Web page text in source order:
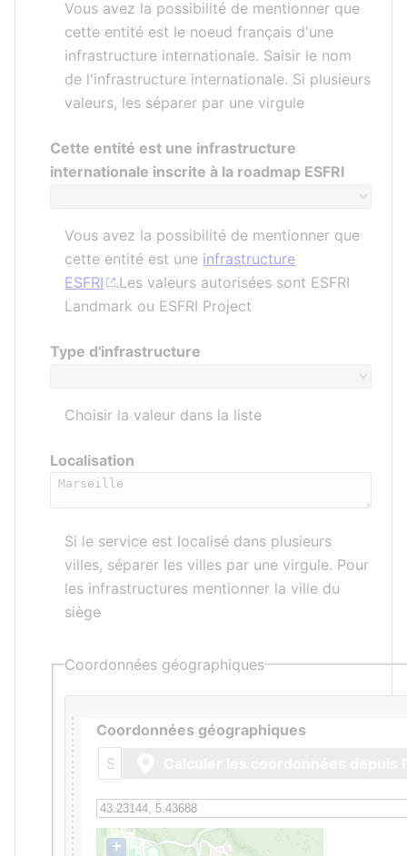
Vous avez la possibilité de mentionner que
cette entité est le noeud français d'une
infrastructure internationale. Saisir le nom
de l'infrastructure internationale. Si plusieurs
valeurs, les séparer par une virgule
Cette entité est une infrastructure
internationale inscrite à la roadmap ESFRI
Vous avez la possibilité de mentionner que
cette entité est une infrastructure
ESFRI
.Les valeurs autorisées sont ESFRI
Landmark ou ESFRI Project
Type d'infrastructure
Choisir la valeur dans la liste
Localisation
Si le service est localisé dans plusieurs
villes, séparer les villes par une virgule. Pour
les infrastructures mentionner la ville du
siège
Coordonnées géographiques
Coordonnées géographiques
+